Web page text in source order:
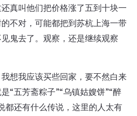
真叫他们把价格涨了五到十块一
不对，可能都把到苏杭上海一带
鬼去了。观察，还是继续观察
想我应该买些回家，要不然白来
“五芳斋粽子”“乌镇姑嫂饼”“醉
都还有什么传说，这里的人太有